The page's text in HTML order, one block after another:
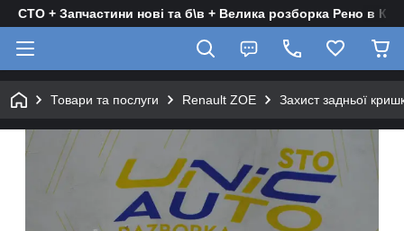
СТО + Запчастини нові та б\в + Велика розборка Рено в
Товари та послуги Renault ZOE Захист задньої